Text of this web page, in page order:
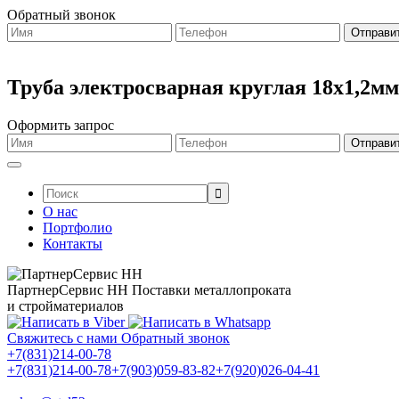
Обратный звонок
Труба электросварная круглая
Оформить запрос
Поиск:
О нас
Портфолио
Контакты
ПартнерСервис НН Поставки металлопроката
и стройматериалов
Свяжитесь с нами Обратный звонок
+7(831)214-00-78
+7(831)214-00-78+7(903)059-83-82+7(920)026-04-41